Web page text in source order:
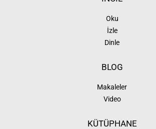
Oku
İzle
Dinle
BLOG
Makaleler
Video
KÜTÜPHANE